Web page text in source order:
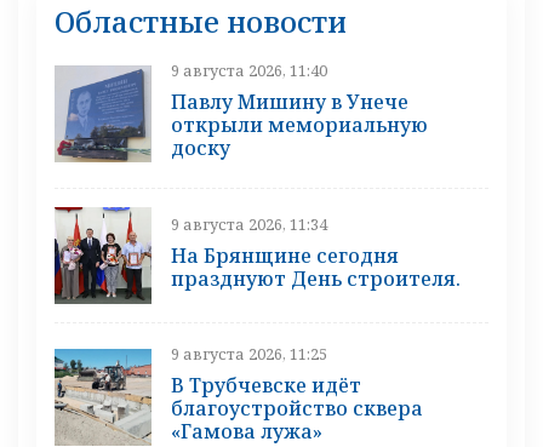
Областные новости
9 августа 2026, 11:40
Павлу Мишину в Унече
открыли мемориальную
доску
9 августа 2026, 11:34
На Брянщине сегодня
празднуют День строителя.
9 августа 2026, 11:25
В Трубчевске идёт
благоустройство сквера
«Гамова лужа»